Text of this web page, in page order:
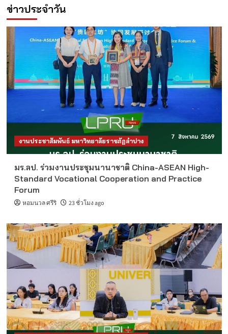
ข่าวประจำวัน
งานประชาสัมพันธ์ มหาวิทยาลัยราชภัฏลำปาง
มร.ลป. ร่วมงานประชุมนานาชาติ China-ASEAN High-
Standard Vocational Cooperation and Practice
Forum
หอมนวล ศรีริ 23 ชั่วโมง ago